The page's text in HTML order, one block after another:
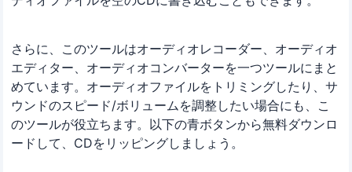
さらに、このツールはオーディオレコーダー、オーディオ
エディター、オーディオコンバーターを一つツールにまと
めています。オーディオファイルをトリミングしたり、サ
ウンドのスピード/ボリュームを調整したい場合にも、こ
のツールが役立ちます。以下の青ボタンから無料ダウンロ
ードして、CDをリッピングしましょう。